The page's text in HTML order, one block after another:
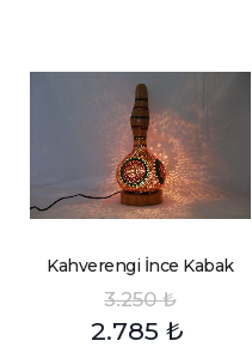
Kahverengi İnce Kabak
3.250₺
2.785 ₺